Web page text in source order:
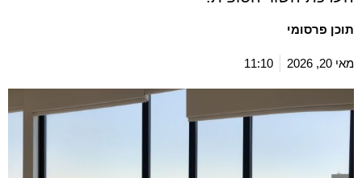
תוכן פרסומי
מאי 20, 2026 11:10